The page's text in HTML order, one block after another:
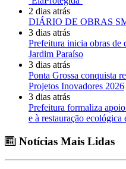
2 dias atrás
DIÁRIO DE OBRAS
3 dias atrás
Prefeitura inicia obras de
Jardim Paraíso
3 dias atrás
Ponta Grossa conquista
Projetos Inovadores 2026
3 dias atrás
Prefeitura formaliza
e à restauração ecológica
Notícias Mais Lidas